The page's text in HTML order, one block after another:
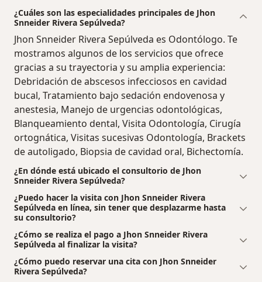
¿Cuáles son las especialidades principales de Jhon
Snneider Rivera Sepúlveda?
Jhon Snneider Rivera Sepúlveda es Odontólogo. Te
mostramos algunos de los servicios que ofrece
gracias a su trayectoria y su amplia experiencia:
Debridación de abscesos infecciosos en cavidad
bucal, Tratamiento bajo sedación endovenosa y
anestesia, Manejo de urgencias odontológicas,
Blanqueamiento dental, Visita Odontología, Cirugía
ortognática, Visitas sucesivas Odontología, Brackets
de autoligado, Biopsia de cavidad oral, Bichectomía.
¿En dónde está ubicado el consultorio de Jhon
Snneider Rivera Sepúlveda?
¿Puedo hacer la visita con Jhon Snneider Rivera
Sepúlveda en línea, sin tener que desplazarme hasta
su consultorio?
¿Cómo se realiza el pago a Jhon Snneider Rivera
Sepúlveda al finalizar la visita?
¿Cómo puedo reservar una cita con Jhon Snneider
Rivera Sepúlveda?